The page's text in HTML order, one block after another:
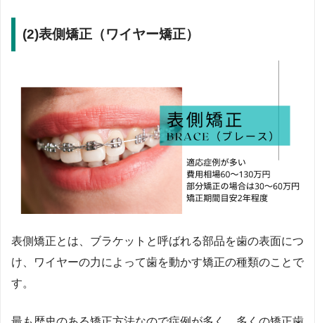
(2)表側矯正（ワイヤー矯正）
表側矯正とは、ブラケットと呼ばれる部品を歯の表面につ
け、ワイヤーの力によって歯を動かす矯正の種類のことで
す。